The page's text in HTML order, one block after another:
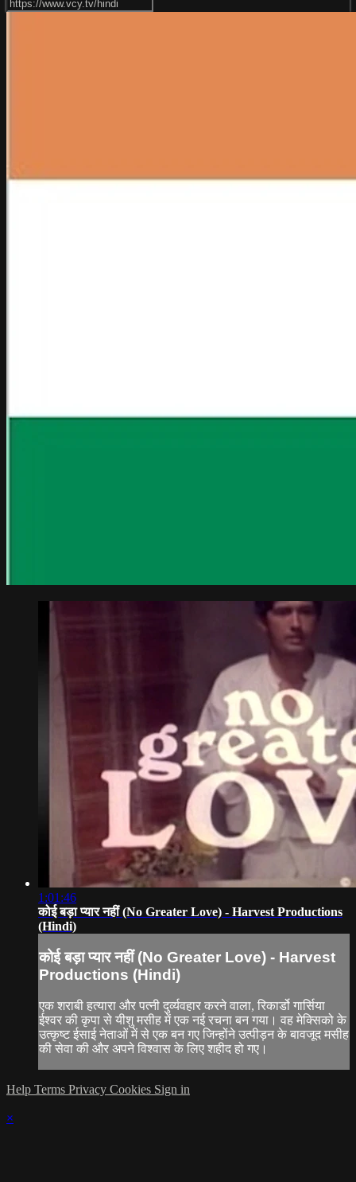
1:01:46
कोई बड़ा प्यार नहीं (No Greater Love) - Harvest Productions
(Hindi)
कोई बड़ा प्यार नहीं (No Greater Love) - Harvest
Productions (Hindi)
एक शराबी हत्यारा और पत्नी दुर्व्यवहार करने वाला, रिकार्डो गार्सिया
ईश्वर की कृपा से यीशु मसीह में एक नई रचना बन गया। वह मेक्सिको के
उत्कृष्ट ईसाई नेताओं में से एक बन गए जिन्होंने उत्पीड़न के बावजूद मसीह
की सेवा की और अपने विश्वास के लिए शहीद हो गए।
Help Terms Privacy Cookies Sign in
×